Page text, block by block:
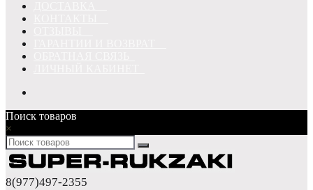
Поиск товаров
×
8(977)497-2355